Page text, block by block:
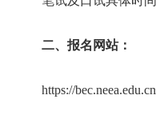
二、报名网站：
https://bec.neea.edu.cn/